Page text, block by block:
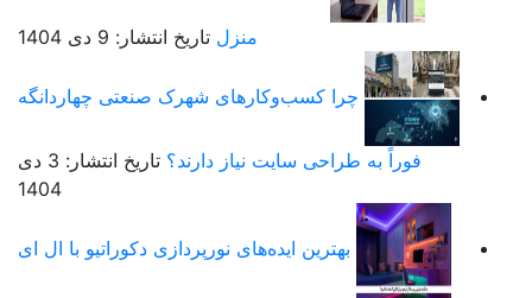
منزل تاریخ انتشار: 9 دی 1404
چرا کسب‌وکارهای شهرک صنعتی چهاردانگه
فوراً به طراحی سایت نیاز دارند؟
تاریخ انتشار: 3 دی
1404
بهترین ایده‌های نورپردازی دکوراتیو با ال ای